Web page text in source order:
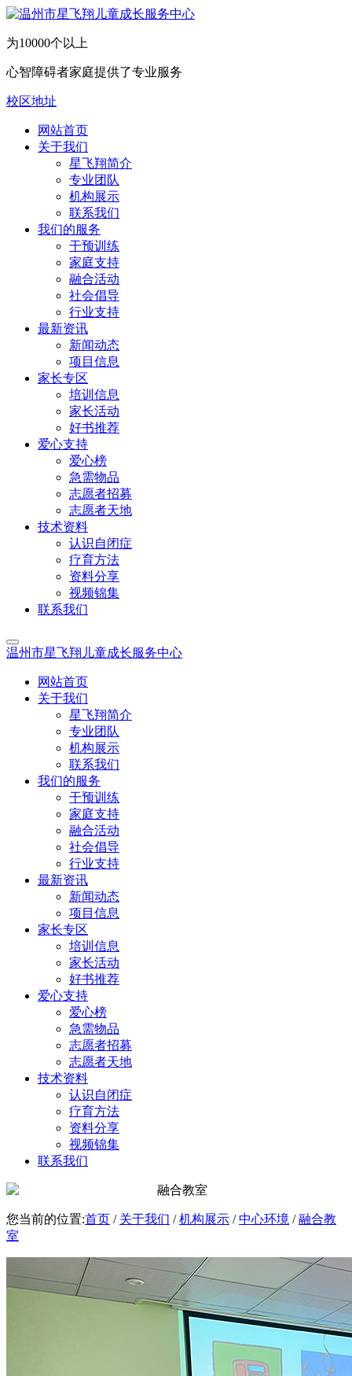
为10000个以上
心智障碍者家庭提供了专业服务
校区地址
网站首页
关于我们
​星飞翔简介
专业团队
机构展示
联系我们
我们的服务
干预训练
家庭支持
融合活动
社会倡导
行业支持
最新资讯
新闻动态
项目信息
家长专区
培训信息
家长活动
好书推荐
爱心支持
爱心榜
急需物品
志愿者招募
志愿者天地
技术资料
认识自闭症
疗育方法
资料分享
视频锦集
联系我们
温州市星飞翔儿童成长服务中心
网站首页
关于我们
​星飞翔简介
专业团队
机构展示
联系我们
我们的服务
干预训练
家庭支持
融合活动
社会倡导
行业支持
最新资讯
新闻动态
项目信息
家长专区
培训信息
家长活动
好书推荐
爱心支持
爱心榜
急需物品
志愿者招募
志愿者天地
技术资料
认识自闭症
疗育方法
资料分享
视频锦集
联系我们
您当前的位置:首页 / 关于我们 /机构展示 /中心环境 /融合教
室